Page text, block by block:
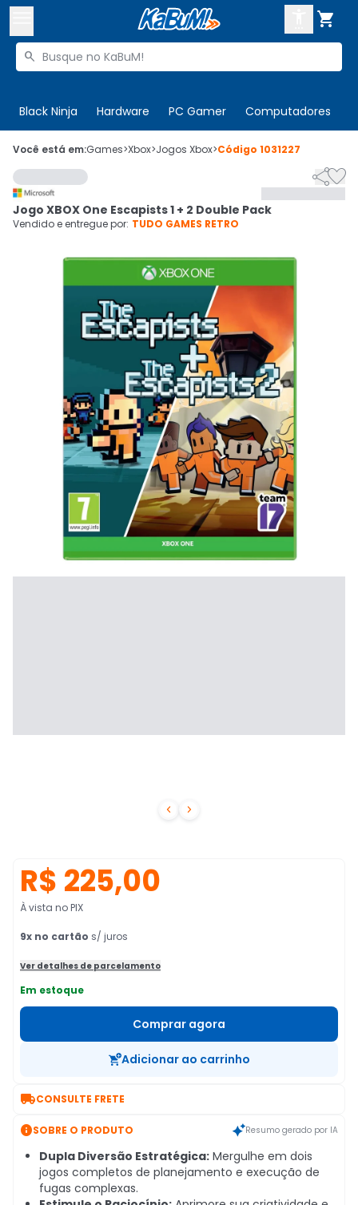

Buscar produtos

Black Ninja Hardware PC Gamer Computadores
 Olá. Acesse sua conta
 Departamentos
Cupons
Mais Vendidos
Ativar tradutor em libras
CADASTRE-SE
Você está em:Games>Xbox>Jogos Xbox>Código 1031227
 

Jogo XBOX One Escapists 1 + 2 Double Pack
Vendido e entregue por: TUDO GAMES RETRO
R$ 225,00
À vista no PIX
9x no cartão s/ juros
Ver detalhes de parcelamento
Em estoque
Comprar agora
Adicionar ao carrinho
CONSULTE FRETE
SOBRE O PRODUTO Resumo gerado por IA
Dupla Diversão Estratégica: Mergulhe em dois
jogos completos de planejamento e execução de
fugas complexas.